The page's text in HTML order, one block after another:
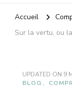
Accueil
Sur la vertu, ou
UPDATED ON 9
BLOG